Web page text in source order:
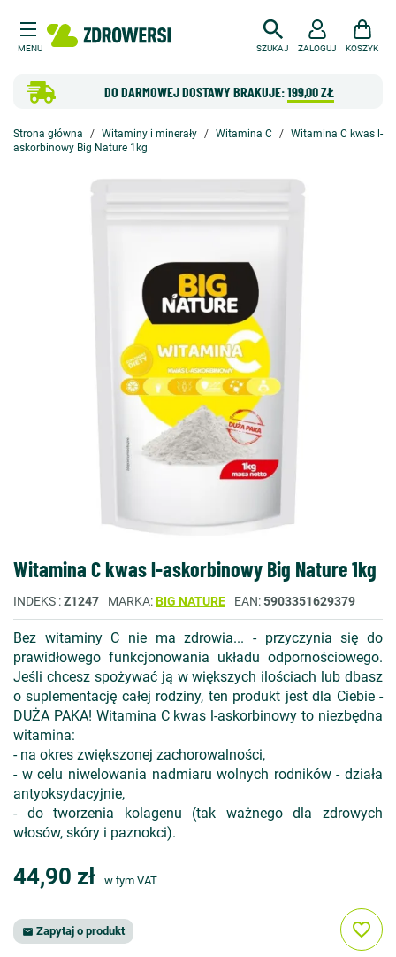
MENU SZUKAJ
DO DARMOWEJ DOSTAWY BRAKUJE:199,00 ZŁ
ZALOGUJ KOSZYK
Strona główna Witaminy i minerały Witamina C
Witamina C kwas l-
askorbinowy Big Nature 1kg
Witamina C kwas l-askorbinowy Big Nature 1kg
INDEKS Z1247 MARKA BIG NATURE EAN 5903351629379
Bez witaminy C nie ma zdrowia... - przyczynia się do
prawidłowego funkcjonowania układu odpornościowego.
Jeśli chcesz spożywać ją w większych ilościach lub dbasz
o suplementację całej rodziny, ten produkt jest dla Ciebie -
DUŻA PAKA! Witamina C kwas l-askorbinowy to niezbędna
witamina:
- na okres zwiększonej zachorowalności,
- w celu niwelowania nadmiaru wolnych rodników - działa
antyoksydacyjnie,
- do tworzenia kolagenu (tak ważnego dla zdrowych
włosów, skóry i paznokci).
44,90 zł w tym VAT
 Zapytaj o produkt favorite_border